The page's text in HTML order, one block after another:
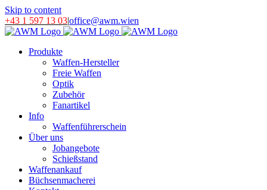
Skip to content
+43 1 597 13 03|office@awm.wien
Produkte
Waffen-Hersteller
Freie Waffen
Optik
Zubehör
Fanartikel
Info
Waffenführerschein
Über uns
Jobangebote
Schießstand
Waffenankauf
Büchsenmacherei